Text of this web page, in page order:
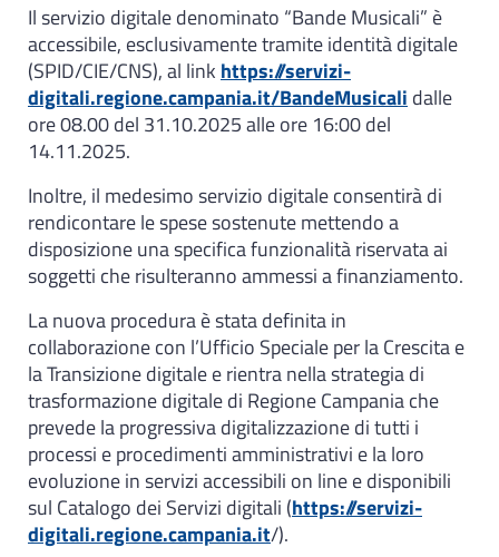
Il servizio digitale denominato “Bande Musicali” è
accessibile, esclusivamente tramite identità digitale
(SPID/CIE/CNS), al link https://servizi-
digitali.regione.campania.it/BandeMusicali dalle
ore 08.00 del 31.10.2025 alle ore 16:00 del
14.11.2025.
Inoltre, il medesimo servizio digitale consentirà di
rendicontare le spese sostenute mettendo a
disposizione una specifica funzionalità riservata ai
soggetti che risulteranno ammessi a finanziamento.
La nuova procedura è stata definita in
collaborazione con l’Ufficio Speciale per la Crescita e
la Transizione digitale e rientra nella strategia di
trasformazione digitale di Regione Campania che
prevede la progressiva digitalizzazione di tutti i
processi e procedimenti amministrativi e la loro
evoluzione in servizi accessibili on line e disponibili
sul Catalogo dei Servizi digitali (https://servizi-
digitali.regione.campania.it/).